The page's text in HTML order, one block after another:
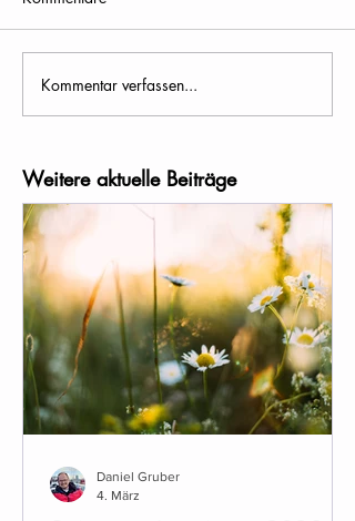
Kommentar verfassen...
Weitere aktuelle Beiträge
Daniel Gruber
4. März